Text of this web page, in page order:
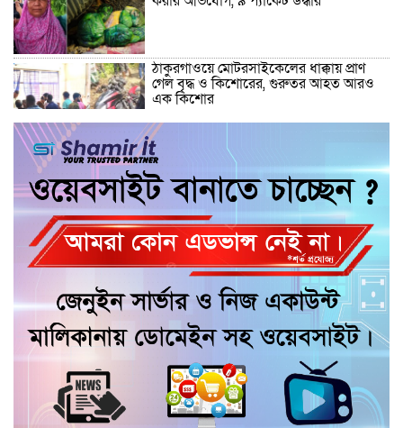
ঠাকুরগাঁওয়ে মোটরসাইকেলের ধাক্কায় প্রাণ
গেল বৃদ্ধ ও কিশোরের, গুরুতর আহত আরও
এক কিশোর
ঠাকুরগাঁওয়ে মাছ ধরতে গিয়ে আর ফেরা হলো
না বাড়ি, নোনো নদীতে বৃদ্ধের মর্মান্তিক মৃত্যু
টঙ্গিবাড়ীতে মালদ্বীপের রাষ্ট্রদূত, শিক্ষার্থীদের
সঙ্গে মতবিনিময় ও সোনারং জোড়া মঠ
পরিদর্শন
গৌরনদীতে বিএনপি নেতাদের বিরুদ্ধে মিথ্যা
চাঁদা দাবির অভিযোগের তীব্র প্রতিবাদ ও
ক্ষোভ প্রকাশ
যাত্রাপথে গৌরনদীর টং দোকানে চা পান
তথ্যমন্ত্রী, স্থানীয়দের সঙ্গে কুশল বিনিময়